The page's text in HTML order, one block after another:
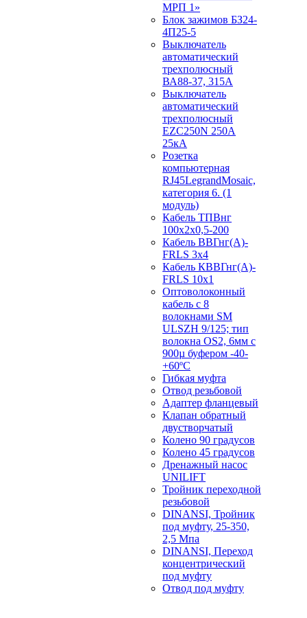
МРП 1»
Блок зажимов БЗ24-
4П25-5
Выключатель
автоматический
трехполюсный
ВА88-37, 315А
Выключатель
автоматический
трехполюсный
EZC250N 250А
25кА
Розетка
компьютерная
RJ45LegrandMosaic,
категория 6. (1
модуль)
Кабель ТПВнг
100х2х0,5-200
Кабель ВВГнг(А)-
FRLS 3х4
Кабель КВВГнг(А)-
FRLS 10х1
Оптоволоконный
кабель с 8
волокнами SM
ULSZH 9/125; тип
волокна OS2, 6мм с
900µ буфером -40-
+60ºC
Гибкая муфта
Отвод резьбовой
Адаптер фланцевый
Клапан обратный
двустворчатый
Колено 90 градусов
Колено 45 градусов
Дренажный насос
UNILIFT
Тройник переходной
резьбовой
DINANSI, Тройник
под муфту, 25-350,
2,5 Мпа
DINANSI, Переход
концентрический
под муфту
Отвод под муфту